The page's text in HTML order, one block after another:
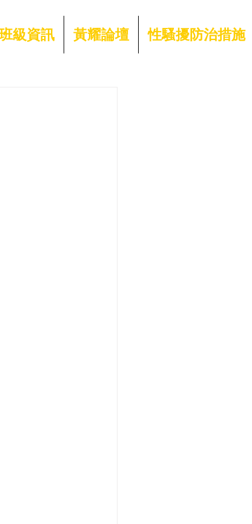
級資訊 黃耀論壇 性騷擾防治措施